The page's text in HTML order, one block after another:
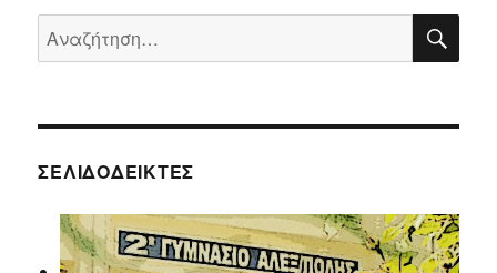
Αναζήτηση
για:
ΣΕΛΙΔΟΔΕΊΚΤΕΣ